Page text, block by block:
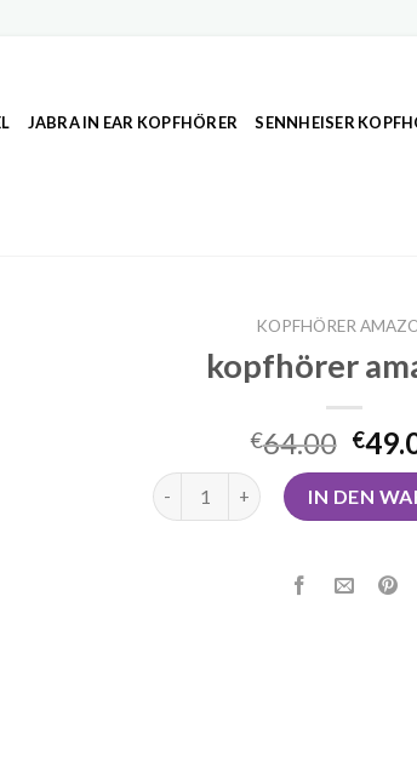
JABRA IN EAR KOPFHÖRER SENNHEISER
KOPFHÖRER
kopfhörer
€64.00 €
kopfhörer amazon Menge
IN DEN